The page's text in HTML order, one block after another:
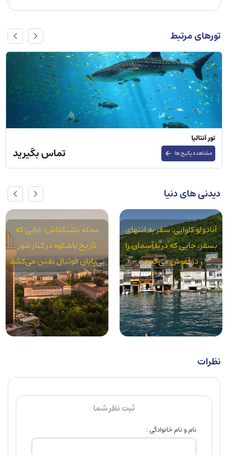
تورهای مرتبط
تور دبی
مشاهده پکیج ها تماس بگیرید
دیدنی های دنیا
محله بشیکتاش: جایی که
تاریخ باشکوه در کنار شور
بی‌پایان فوتبال نفس می‌کشد
محله آکسارای: استانبول
واقعی در سایه قنات‌های رومی
نظرات
ثبت نظر شما
نام و نام خانوادگی :